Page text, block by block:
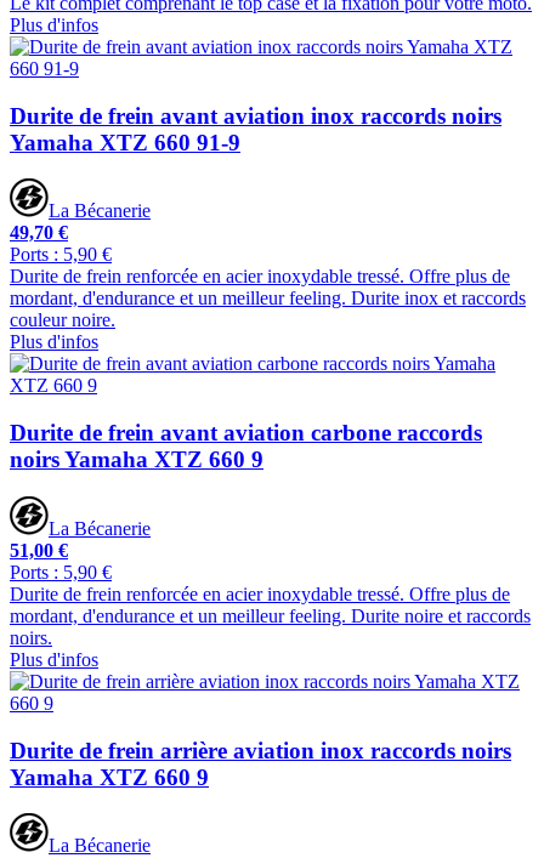
Plus d'infos
Durite de frein avant aviation inox raccords noirs
Yamaha XTZ 660 91-9
La Bécanerie
49,70 €
Ports : 5,90 €
Durite de frein renforcée en acier inoxydable tressé. Offre plus de
mordant, d'endurance et un meilleur feeling. Durite inox et raccords
couleur noire.
Plus d'infos
Durite de frein avant aviation carbone raccords
noirs Yamaha XTZ 660 9
La Bécanerie
51,00 €
Ports : 5,90 €
Durite de frein renforcée en acier inoxydable tressé. Offre plus de
mordant, d'endurance et un meilleur feeling. Durite noire et raccords
noirs.
Plus d'infos
Durite de frein arrière aviation inox raccords noirs
Yamaha XTZ 660 9
La Bécanerie